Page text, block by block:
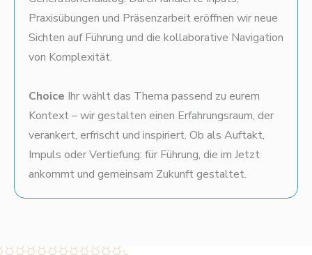
Praxisübungen und Präsenzarbeit eröffnen wir neue
Sichten auf Führung und die kollaborative Navigation
von Komplexität.
Choice Ihr wählt das Thema passend zu eurem
Kontext – wir gestalten einen Erfahrungsraum, der
verankert, erfrischt und inspiriert. Ob als Auftakt,
Impuls oder Vertiefung: für Führung, die im Jetzt
ankommt und gemeinsam Zukunft gestaltet.